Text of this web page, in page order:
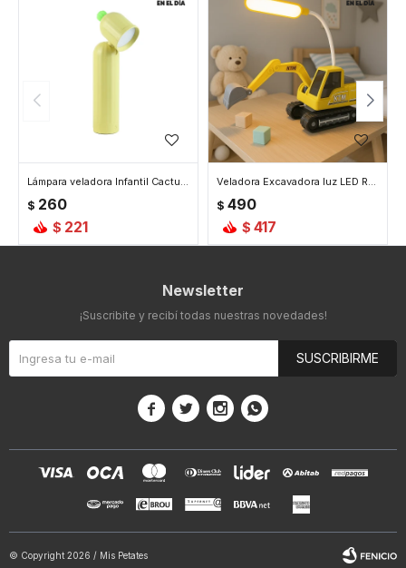
Lámpara veladora Infantil Cactus Usb - Amarillo
$ 260
$ 221
Veladora Excavadora luz LED Recargable - Amarillo
$ 490
$ 417
Newsletter
¡Suscribite y recibí todas nuestras novedades!
SUSCRIBIRME
   
© Copyright 2026 / Mis Petates